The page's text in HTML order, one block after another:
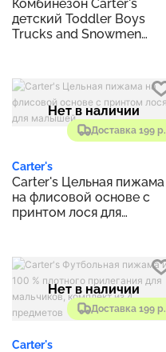
Комбинезон Carter's
детский Toddler Boys
Trucks and Snowmen
Доставка 199 р.
Нет в наличии
Carter's
Carter's Цельная пижама
на флисовой основе с
принтом лося для
Доставка 199 р.
Нет в наличии
Carter's